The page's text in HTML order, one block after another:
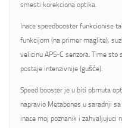
smesti korekciona optika.
Inace speedbooster funkcionise
funkcijom (na primer maglite),
velicinu APS-C senzora. Time
postaje intenzivnije (gušće).
Speed booster je u biti obrnuta
napravio Metabones u saradnji
inace moj poznanik i zahvaljujuci